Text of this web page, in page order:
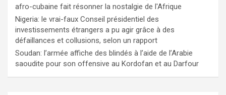
afro-cubaine fait résonner la nostalgie de l'Afrique
Nigeria: le vrai-faux Conseil présidentiel des
investissements étrangers a pu agir grâce à des
défaillances et collusions, selon un rapport
Soudan: l’armée affiche des blindés à l’aide de l’Arabie
saoudite pour son offensive au Kordofan et au Darfour